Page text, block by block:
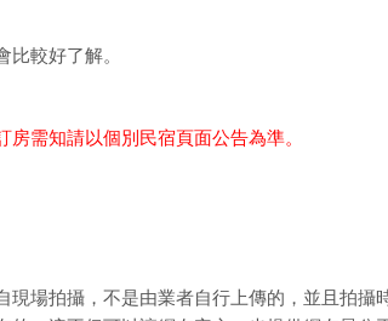
較好了解。
需知請以個別民宿頁面公告為準。
場拍攝，不是由業者自行上傳的，並且拍攝